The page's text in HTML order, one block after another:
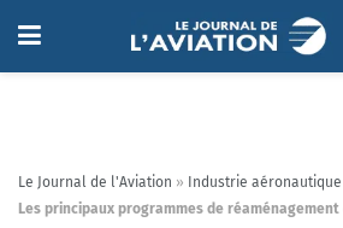
Le Journal de l'Aviation » Industrie aéronautique
Les principaux programmes de